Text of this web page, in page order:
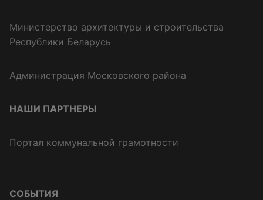
Министерство архитектуры и строительства
Республики Беларусь
Администрация Московского района
НАШИ ПАРТНЕРЫ
Портал коммунальной грамотности
СОБЫТИЯ